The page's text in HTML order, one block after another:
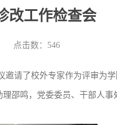
改工作检查会
点击数： 546
请了校外专家作为评审为
邵鸣，党委委员、干部人